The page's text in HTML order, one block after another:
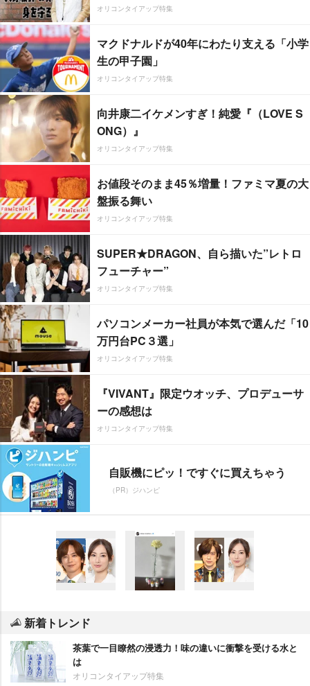
オリコンタイアップ特集
マクドナルドが40年にわたり支える「小学
生の甲子園」
オリコンタイアップ特集
向井康二イケメンすぎ！純愛『（LOVE S
ONG）』
オリコンタイアップ特集
お値段そのまま45％増量！ファミマ夏の大
盤振る舞い
オリコンタイアップ特集
SUPER★DRAGON、自ら描いた”レトロ
フューチャー”
オリコンタイアップ特集
パソコンメーカー社員が本気で選んだ「10
万円台PC３選」
オリコンタイアップ特集
『VIVANT』限定ウオッチ、プロデューサ
ーの感想は
オリコンタイアップ特集
自販機にピッ！ですぐに買えちゃう
（PR）ジハンピ
新着トレンド
茶葉で一目瞭然の浸透力！味の違いに衝撃を受ける水と
は
オリコンタイアップ特集